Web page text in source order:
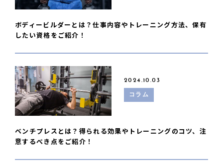
ボディービルダーとは？仕事内容やトレーニング方法、保有
したい資格をご紹介！
2024.10.03
コラム
ベンチプレスとは？得られる効果やトレーニングのコツ、注
意するべき点をご紹介！